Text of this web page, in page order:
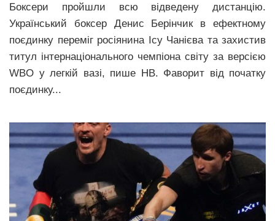
Боксери пройшли всю відведену дистанцію.
Український боксер Денис Берінчик в ефектному
поєдинку переміг росіянина Ісу Чанієва та захистив
титул інтернаціонального чемпіона світу за версією
WBO у легкій вазі, пише НВ. Фаворит від початку
поєдинку...